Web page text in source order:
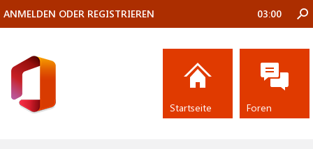
ANMELDEN ODER REGISTRIEREN 03:00
Startseite Foren